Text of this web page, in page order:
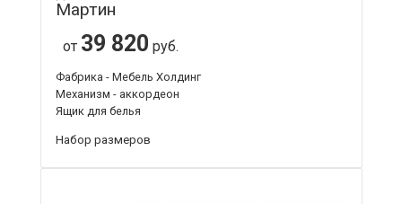
Мартин
от 39 820 руб.
Фабрика - Мебель Холдинг
Механизм - аккордеон
Ящик для белья
Набор размеров